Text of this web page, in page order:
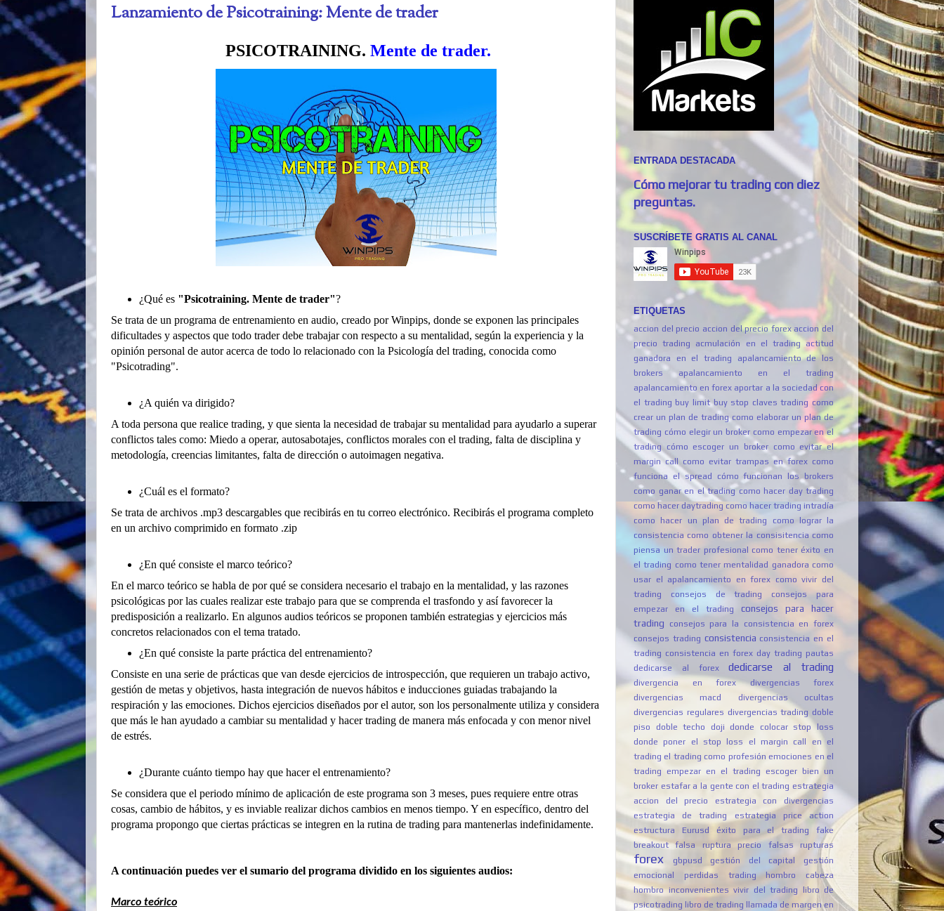
Lanzamiento de Psicotraining: Mente de trader
PSICOTRAINING. Mente de trader.
¿Qué es "Psicotraining. Mente de trader"?
Se trata de un programa de entrenamiento en audio, creado por Winpips, donde se exponen las principales
dificultades y aspectos que todo trader debe trabajar con respecto a su mentalidad, según la experiencia y la
opinión personal de autor acerca de todo lo relacionado con la Psicología del trading, conocida como
"Psicotrading".
¿A quién va dirigido?
A toda persona que realice trading, y que sienta la necesidad de trabajar su mentalidad para ayudarlo a superar
conflictos tales como: Miedo a operar, autosabotajes, conflictos morales con el trading, falta de disciplina y
metodología, creencias limitantes, falta de dirección o autoimagen negativa.
¿Cuál es el formato?
Se trata de archivos .mp3 descargables que recibirás en tu correo electrónico. Recibirás el programa completo
en un archivo comprimido en formato .zip
¿En qué consiste el marco teórico?
En el marco teórico se habla de por qué se considera necesario el trabajo en la mentalidad, y las razones
psicológicas por las cuales realizar este trabajo para que se comprenda el trasfondo y así favorecer la
predisposición a realizarlo. En algunos audios teóricos se proponen también estrategias y ejercicios más
concretos relacionados con el tema tratado.
¿En qué consiste la parte práctica del entrenamiento?
Consiste en una serie de prácticas que van desde ejercicios de introspección, que requieren un trabajo activo,
gestión de metas y objetivos, hasta integración de nuevos hábitos e inducciones guiadas trabajando la
respiración y las emociones. Dichos ejercicios diseñados por el autor, son los personalmente utiliza y considera
que más le han ayudado a cambiar su mentalidad y hacer trading de manera más enfocada y con menor nivel
de estrés.
¿Durante cuánto tiempo hay que hacer el entrenamiento?
Se considera que el periodo mínimo de aplicación de este programa son 3 meses, pues requiere entre otras
cosas, cambio de hábitos, y es inviable realizar dichos cambios en menos tiempo. Y en específico, dentro del
programa propongo que ciertas prácticas se integren en la rutina de trading para mantenerlas indefinidamente.
A continuación puedes ver el sumario del programa dividido en los siguientes audios:
Marco teórico
ENTRADA DESTACADA
Cómo mejorar tu trading con diez
preguntas.
SUSCRÍBETE GRATIS AL CANAL
ETIQUETAS
accion del precio accion del precio forex accion del
precio trading
acmulación en el trading actitud
ganadora en el trading
apalancamiento de los
brokers
apalancamiento en el trading
apalancamiento en forex aportar a la sociedad con
el trading buy limit buy stop claves trading como
crear un plan de trading como elaborar un plan de
trading cómo elegir un broker como empezar en el
trading
cómo escoger un broker como evitar el
margin call como evitar trampas en forex como
funciona el spread
cómo funcionan los brokers
como ganar en el trading como hacer day trading
como hacer daytrading como hacer trading intradía
como hacer un plan de trading
como lograr la
consistencia como obtener la consisitencia como
piensa un trader profesional
como tener éxito en
el trading como tener mentalidad ganadora como
usar el apalancamiento en forex como vivir del
trading
consejos de trading
consejos para
empezar en el trading
consejos para hacer
trading
consejos para la consistencia en forex
consejos trading consistencia consistencia en el
trading consistencia en forex day trading pautas
dedicarse al forex
dedicarse al trading
divergencia en forex
divergencias forex
divergencias macd
divergencias ocultas
divergencias regulares divergencias trading doble
piso
doble techo doji donde colocar stop loss
donde poner el stop loss
el margin call en el
trading el trading como profesión emociones en el
trading empezar en el trading escoger bien un
broker estafar a la gente con el trading estrategia
accion del precio
estrategia con divergencias
estrategia de trading
estrategia price action
estructura
Eurusd éxito para el trading
fake
breakout
falsa ruptura precio falsas rupturas
forex gbpusd gestión del capital
gestión
emocional perdidas trading
hombro cabeza
hombro inconvenientes vivir del trading
libro de
psicotrading libro de trading
llamada de margen en